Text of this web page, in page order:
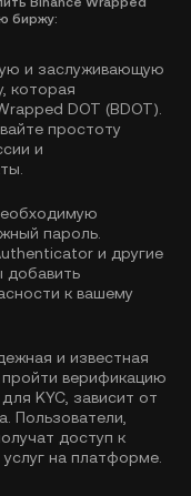
биржу:
и заслуживающую
которая
DOT (BDOT).
простоту
и
пароль.
и другие
добавить
к вашему
и известная
верификацию
KYC, зависит от
Пользователи,
доступ к
на платформе.